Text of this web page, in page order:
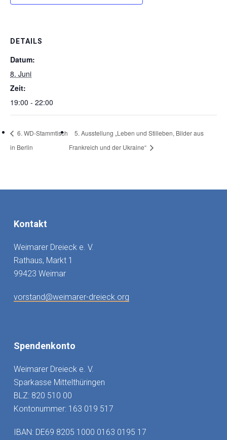
DETAILS
Datum:
8. Juni
Zeit:
19:00 - 22:00
6. WD-Stammtisch
in Berlin
5. Ausstellung „Leben und Stilleben, Bilder aus
Frankreich und der Ukraine“
Kontakt
Weimarer Dreieck e. V.
Rathaus, Markt 1
99423 Weimar
vorstand@weimarer-dreieck.org
Spendenkonto
Weimarer Dreieck e. V.
Sparkasse Mittelthüringen
BLZ: 820 510 00
Kontonummer: 163 019 517
IBAN: DE69 8205 1000 0163 0195 17